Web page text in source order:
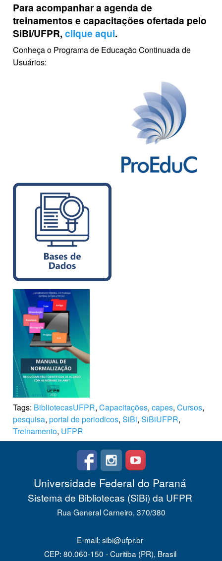
Para acompanhar a agenda de
treinamentos e capacitações ofertada pelo
SiBi/UFPR, clique aqui.
Conheça o Programa de Educação Continuada de
Usuários:
Tags: BibliotecasUFPR, Capacitações, capes, Cursos,
pesquisa, portal de periodicos, SiBi, SiBiUFPR,
Treinamento, UFPR
Universidade Federal do Paraná
Sistema de Bibliotecas (SiBi) da UFPR
Rua General Carneiro, 370/380
E-mail: sibi@ufpr.br
CEP: 80.060-150 - Curitiba (PR), Brasil